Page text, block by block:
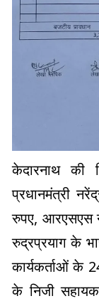
केदारनाथ की
प्रधानमंत्री
रुपए, आरएसएस
रुद्रप्रयाग के
कार्यकर्ताओं के
के निजी